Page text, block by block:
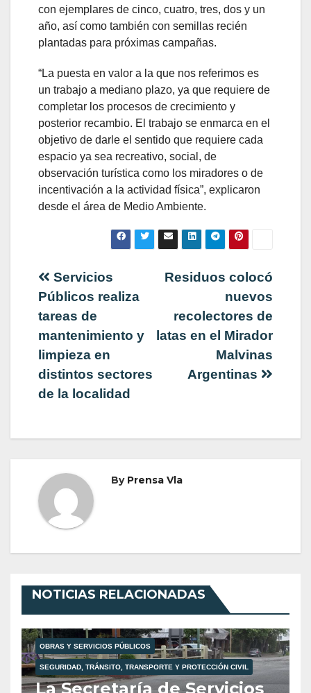
con ejemplares de cinco, cuatro, tres, dos y un
año, así como también con semillas recién
plantadas para próximas campañas.
“La puesta en valor a la que nos referimos es
un trabajo a mediano plazo, ya que requiere de
completar los procesos de crecimiento y
posterior recambio. El trabajo se enmarca en el
objetivo de darle el sentido que requiere cada
espacio ya sea recreativo, social, de
observación turística como los miradores o de
incentivación a la actividad física”, explicaron
desde el área de Medio Ambiente.
Navegación
de
entradas
Residuos colocó
nuevos
recolectores de
latas en el Mirador
Malvinas
Argentinas
Servicios
Públicos realiza
tareas de
mantenimiento y
limpieza en
distintos sectores
de la localidad
By Prensa Vla
NOTICIAS RELACIONADAS
OBRAS Y SERVICIOS PÚBLICOS
SEGURIDAD, TRÁNSITO, TRANSPORTE Y PROTECCIÓN CIVIL
La Secretaría de Servicios